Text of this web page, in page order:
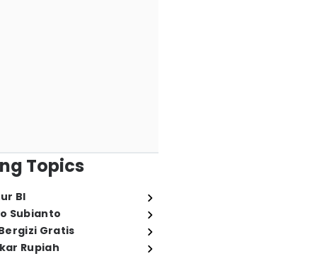
Topics
BI
Subianto
Gratis
Rupiah